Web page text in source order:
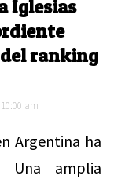
Iglesias
ranking
10:00 am
Argentina ha
amplia